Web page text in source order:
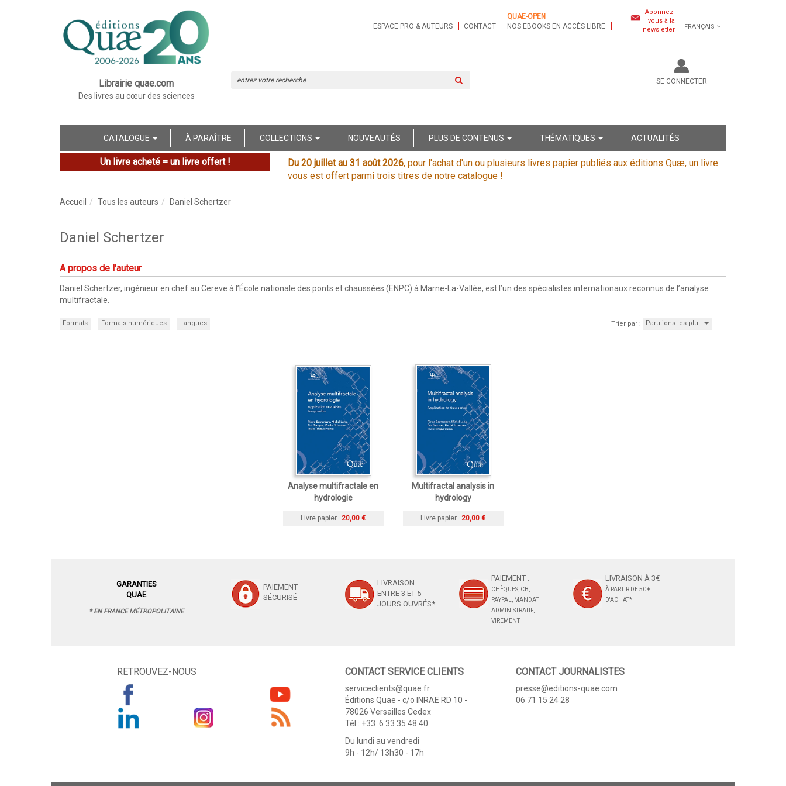
Librairie quae.com
Des livres au cœur des sciences
ESPACE PRO & AUTEURS CONTACT
QUAE-OPEN
NOS EBOOKS EN ACCÈS LIBRE
Abonnez-
vous à la
newsletter
FRANÇAIS
SE CONNECTER
CATALOGUE À PARAÎTRE COLLECTIONS NOUVEAUTÉS PLUS DE CONTENUS THÉMATIQUES ACTUALITÉS
Un livre acheté = un livre offert ! Du 20 juillet au 31 août 2026, pour l'achat d'un ou plusieurs livres papier publiés aux éditions Quæ, un livre
vous est offert parmi trois titres de notre catalogue !
Accueil Tous les auteurs Daniel Schertzer
Daniel Schertzer
A propos de l'auteur
Daniel Schertzer, ingénieur en chef au Cereve à l’École nationale des ponts et chaussées (ENPC) à Marne-La-Vallée, est l’un des spécialistes internationaux reconnus de l’analyse
multifractale.
Formats Formats numériques Langues Trier par : Parutions les plu…
Analyse multifractale en
hydrologie
Livre papier 20,00 €
Multifractal analysis in
hydrology
Livre papier 20,00 €
GARANTIES
QUAE
* EN FRANCE MÉTROPOLITAINE
PAIEMENT
SÉCURISÉ
LIVRAISON
ENTRE 3 ET 5
JOURS OUVRÉS*
PAIEMENT :
CHÈQUES, CB,
PAYPAL, MANDAT
ADMINISTRATIF,
VIREMENT
LIVRAISON À 3€
À PARTIR DE 50 €
D'ACHAT*
RETROUVEZ-NOUS CONTACT SERVICE CLIENTS
serviceclients@quae.fr
Éditions Quae - c/o INRAE RD 10 -
78026 Versailles Cedex
Tél : +33 6 33 35 48 40
Du lundi au vendredi
9h - 12h/ 13h30 - 17h
CONTACT JOURNALISTES
presse@editions-quae.com
06 71 15 24 28